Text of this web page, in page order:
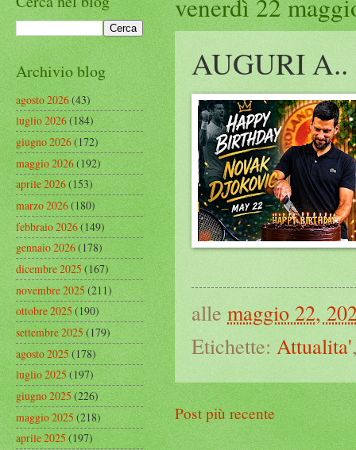
venerdì 22
AUGURI A..
alle maggio 22,
Etichette: Attualita'
Post più recente
Archivio blog
agosto 2026(43)
luglio 2026(184)
giugno 2026(172)
maggio 2026(192)
aprile 2026(153)
marzo 2026(180)
febbraio 2026(149)
gennaio 2026(178)
dicembre 2025(167)
novembre 2025(211)
ottobre 2025(190)
settembre 2025(179)
agosto 2025(178)
luglio 2025(197)
giugno 2025(226)
maggio 2025(218)
aprile 2025(197)